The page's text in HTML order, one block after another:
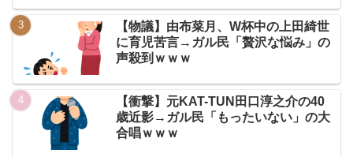
【物議】由布菜月、W杯中の上田綺世
に育児苦言→ガル民「贅沢な悩み」の
声殺到ｗｗｗ
【衝撃】元KAT-TUN田口淳之介の40
歳近影→ガル民「もったいない」の大
合唱ｗｗｗ